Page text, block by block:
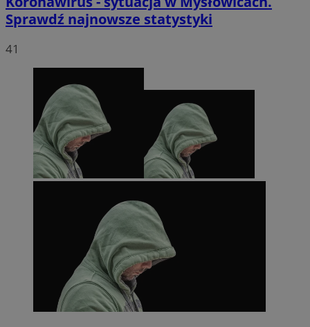
Sprawdź najnowsze statystyki
41